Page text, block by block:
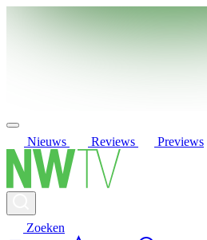
Nieuws Reviews Previews
Zoeken